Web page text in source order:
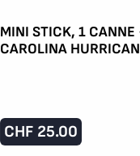
MINI STICK, 1 CANNE
CAROLINA
CHF 25.00